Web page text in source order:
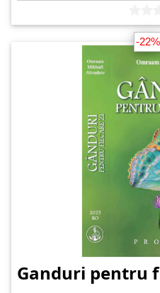
-22%
Ganduri pentru